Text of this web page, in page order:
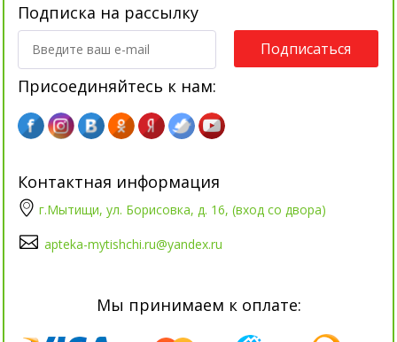
Подписка на рассылку
Подписаться
Присоединяйтесь к нам:
Контактная информация
г.Мытищи, ул. Борисовка, д. 16, (вход со двора)
apteka-mytishchi.ru@yandex.ru
Мы принимаем к оплате: